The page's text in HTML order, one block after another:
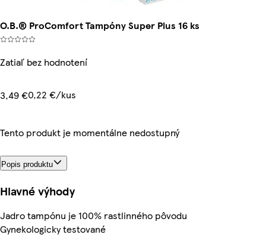
O.B.® ProComfort Tampóny Super Plus 16 ks
Zatiaľ bez hodnotení
3,49 €0,22 €/kus
Tento produkt je momentálne nedostupný
Popis produktu
Hlavné výhody
Jadro tampónu je 100% rastlinného pôvodu
Gynekologicky testované